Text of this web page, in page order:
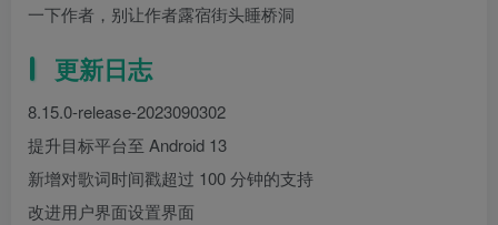
一下作者，别让作者露宿街头睡桥洞
更新日志
8.15.0-release-2023090302
提升目标平台至 Android 13
新增对歌词时间戳超过 100 分钟的支持
改进用户界面设置界面